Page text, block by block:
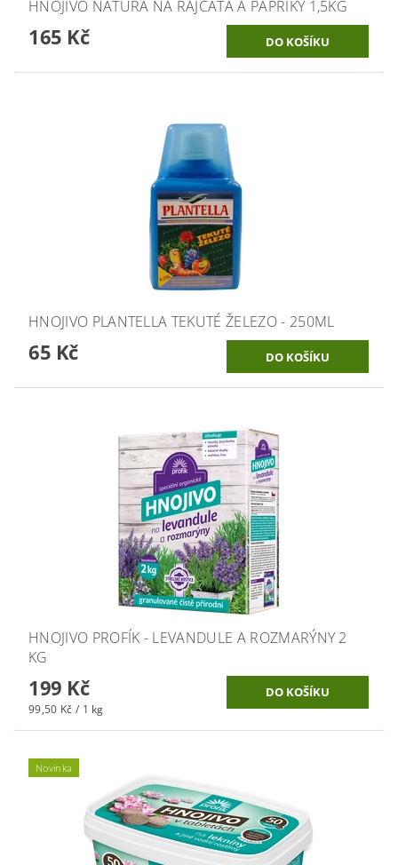
HNOJIVO NATURA NA RAJČATA A PAPRIKY 1,5KG
165 Kč
HNOJIVO PLANTELLA TEKUTÉ ŽELEZO - 250ML
65 Kč
HNOJIVO PROFÍK - LEVANDULE A ROZMARÝNY 2
KG
199 Kč
99,50 Kč / 1 kg
Novinka